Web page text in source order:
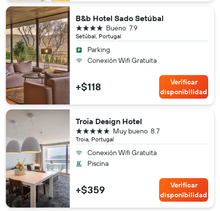
B&b Hotel Sado Setúbal
Setúbal, Portugal
7.9
Bueno
4 estrellas
Parking
Conexión Wifi Gratuita
+$118
Verificar
disponibilidad
Troia Design Hotel
Troia, Portugal
8.7
Muy bueno
5 estrellas
Conexión Wifi Gratuita
Piscina
+$359
Verificar
disponibilidad